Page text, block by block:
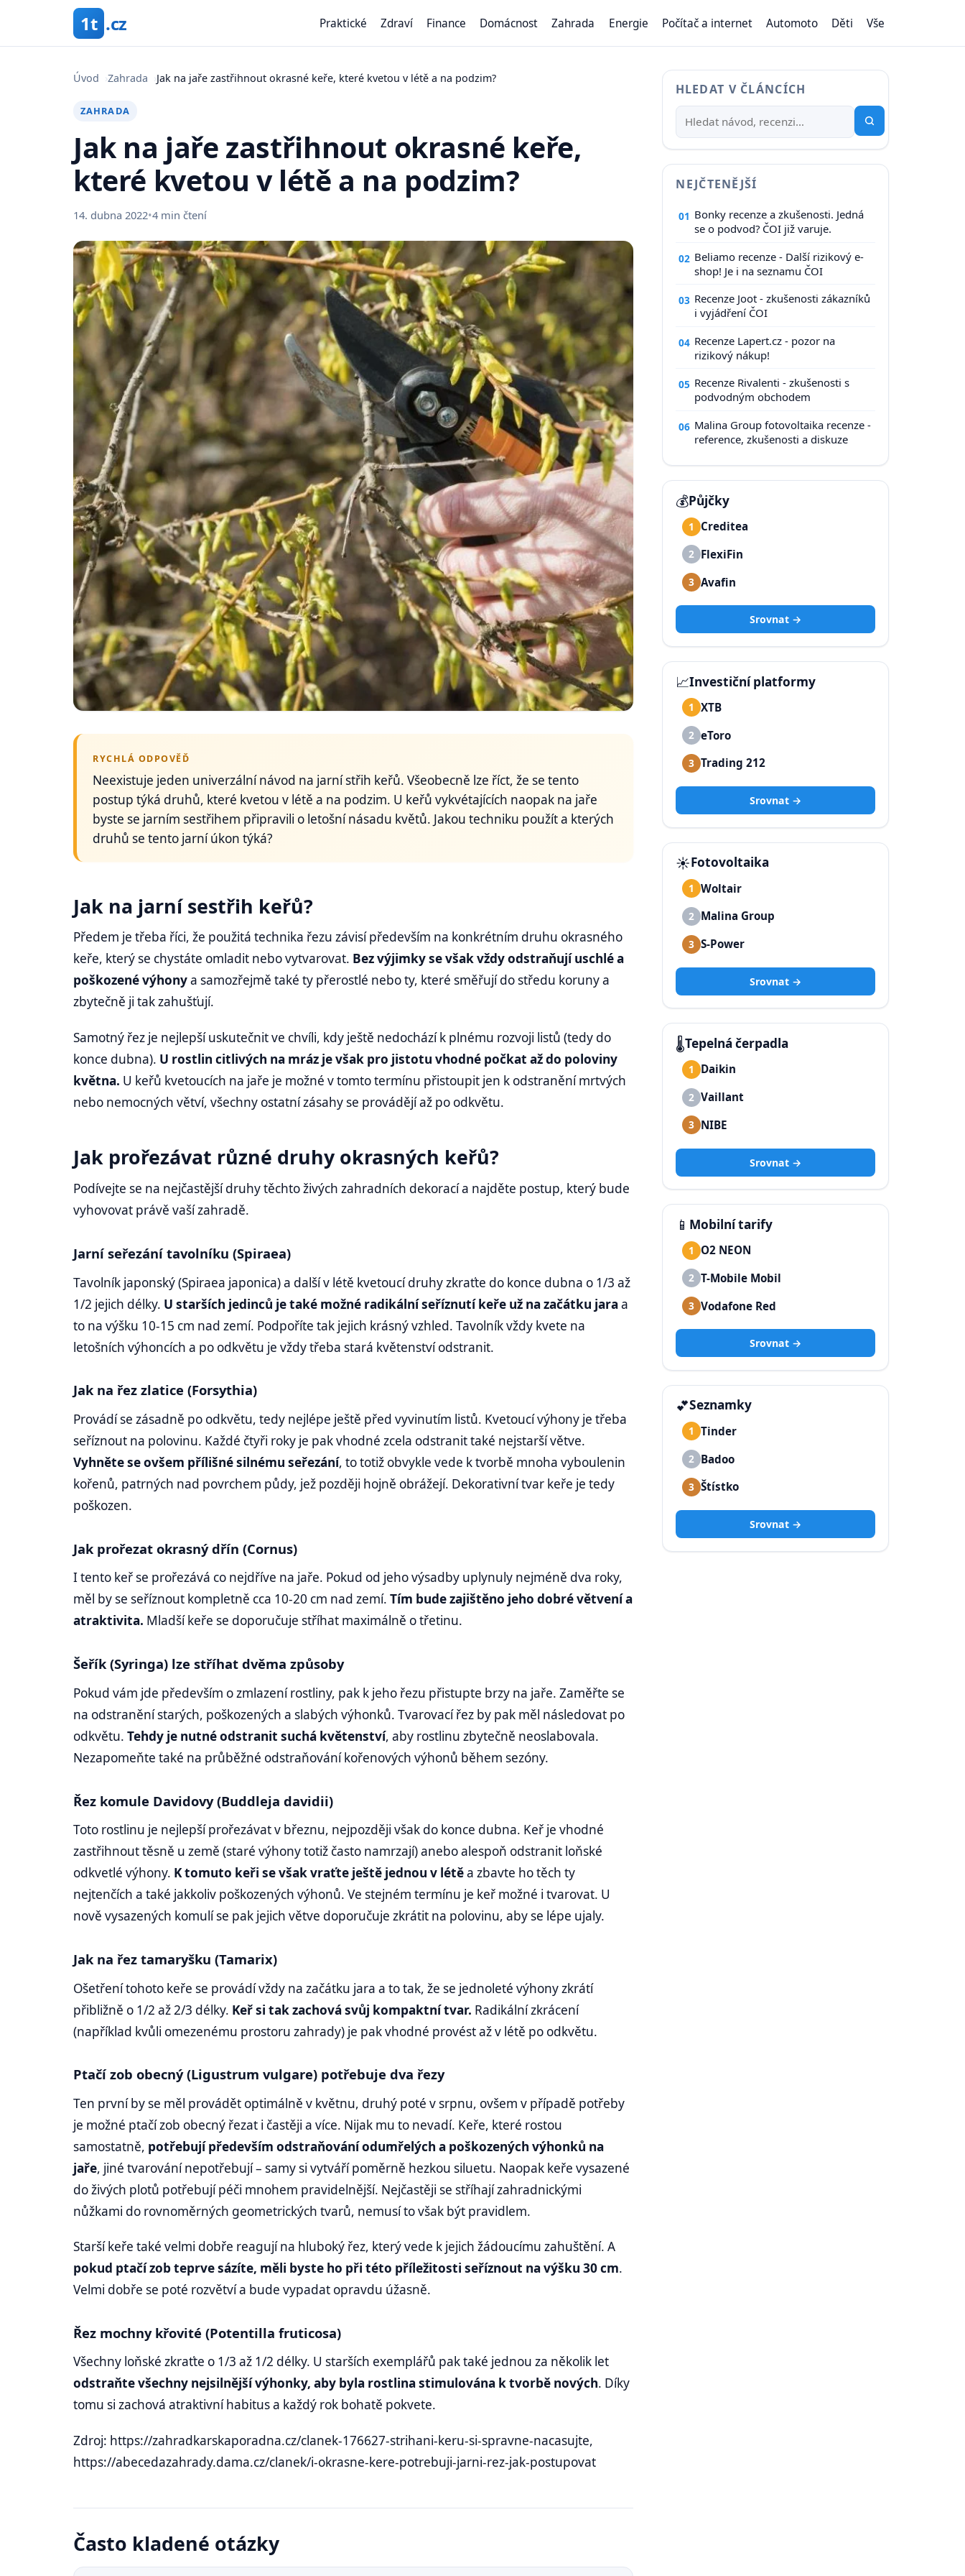
1t .cz Praktické Zdraví Finance Domácnost Zahrada Energie Počítač a internet Automoto Děti Vše
Úvod ›Zahrada ›Jak na jaře zastřihnout okrasné keře, které kvetou v létě a na podzim?
ZAHRADA
Jak na jaře zastřihnout okrasné keře,
které kvetou v létě a na podzim?
14. dubna 2022•4 min čtení
RYCHLÁ ODPOVĚĎ
Neexistuje jeden univerzální návod na jarní střih keřů. Všeobecně lze říct, že se tento
postup týká druhů, které kvetou v létě a na podzim. U keřů vykvétajících naopak na jaře
byste se jarním sestřihem připravili o letošní násadu květů. Jakou techniku použít a kterých
druhů se tento jarní úkon týká?
Jak na jarní sestřih keřů?
Předem je třeba říci, že použitá technika řezu závisí především na konkrétním druhu okrasného
keře, který se chystáte omladit nebo vytvarovat. Bez výjimky se však vždy odstraňují uschlé a
poškozené výhonya samozřejmě také ty přerostlé nebo ty, které směřují do středu koruny a
zbytečně ji tak zahušťují.
Samotný řez je nejlepší uskutečnit ve chvíli, kdy ještě nedochází k plnému rozvoji listů (tedy do
konce dubna). U rostlin citlivých na mráz je však pro jistotu vhodné počkat až do poloviny
května. U keřů kvetoucích na jaře je možné v tomto termínu přistoupit jen k odstranění mrtvých
nebo nemocných větví, všechny ostatní zásahy se provádějí až po odkvětu.
Jak prořezávat různé druhy okrasných keřů?
Podívejte se na nejčastější druhy těchto živých zahradních dekorací a najděte postup, který bude
vyhovovat právě vaší zahradě.
Jarní seřezání tavolníku (Spiraea)
Tavolník japonský (Spiraea japonica) a další v létě kvetoucí druhy zkraťte do konce dubna o 1/3 až
1/2 jejich délky. U starších jedinců je také možné radikální seříznutí keře už na začátku jaraa
to na výšku 10-15 cm nad zemí. Podpoříte tak jejich krásný vzhled. Tavolník vždy kvete na
letošních výhoncích a po odkvětu je vždy třeba stará květenství odstranit.
Jak na řez zlatice (Forsythia)
Provádí se zásadně po odkvětu, tedy nejlépe ještě před vyvinutím listů. Kvetoucí výhony je třeba
seříznout na polovinu. Každé čtyři roky je pak vhodné zcela odstranit také nejstarší větve.
Vyhněte se ovšem přílišné silnému seřezání, to totiž obvykle vede k tvorbě mnoha vyboulenin
kořenů, patrných nad povrchem půdy, jež později hojně obrážejí. Dekorativní tvar keře je tedy
poškozen.
Jak prořezat okrasný dřín (Cornus)
I tento keř se prořezává co nejdříve na jaře. Pokud od jeho výsadby uplynuly nejméně dva roky,
měl by se seříznout kompletně cca 10-20 cm nad zemí. Tím bude zajištěno jeho dobré větvení a
atraktivita. Mladší keře se doporučuje stříhat maximálně o třetinu.
Šeřík (Syringa) lze stříhat dvěma způsoby
Pokud vám jde především o zmlazení rostliny, pak k jeho řezu přistupte brzy na jaře. Zaměřte se
na odstranění starých, poškozených a slabých výhonků. Tvarovací řez by pak měl následovat po
odkvětu. Tehdy je nutné odstranit suchá květenství, aby rostlinu zbytečně neoslabovala.
Nezapomeňte také na průběžné odstraňování kořenových výhonů během sezóny.
Řez komule Davidovy (Buddleja davidii)
Toto rostlinu je nejlepší prořezávat v březnu, nejpozději však do konce dubna. Keř je vhodné
zastřihnout těsně u země (staré výhony totiž často namrzají) anebo alespoň odstranit loňské
odkvetlé výhony. K tomuto keři se však vraťte ještě jednou v létěa zbavte ho těch ty
nejtenčích a také jakkoliv poškozených výhonů. Ve stejném termínu je keř možné i tvarovat. U
nově vysazených komulí se pak jejich větve doporučuje zkrátit na polovinu, aby se lépe ujaly.
Jak na řez tamaryšku (Tamarix)
Ošetření tohoto keře se provádí vždy na začátku jara a to tak, že se jednoleté výhony zkrátí
přibližně o 1/2 až 2/3 délky. Keř si tak zachová svůj kompaktní tvar. Radikální zkrácení
(například kvůli omezenému prostoru zahrady) je pak vhodné provést až v létě po odkvětu.
Ptačí zob obecný (Ligustrum vulgare) potřebuje dva řezy
Ten první by se měl provádět optimálně v květnu, druhý poté v srpnu, ovšem v případě potřeby
je možné ptačí zob obecný řezat i častěji a více. Nijak mu to nevadí. Keře, které rostou
samostatně, potřebují především odstraňování odumřelých a poškozených výhonků na
jaře, jiné tvarování nepotřebují – samy si vytváří poměrně hezkou siluetu. Naopak keře vysazené
do živých plotů potřebují péči mnohem pravidelnější. Nejčastěji se stříhají zahradnickými
nůžkami do rovnoměrných geometrických tvarů, nemusí to však být pravidlem.
Starší keře také velmi dobře reagují na hluboký řez, který vede k jejich žádoucímu zahuštění. A
pokud ptačí zob teprve sázíte, měli byste ho při této příležitosti seříznout na výšku 30 cm.
Velmi dobře se poté rozvětví a bude vypadat opravdu úžasně.
Řez mochny křovité (Potentilla fruticosa)
Všechny loňské zkraťte o 1/3 až 1/2 délky. U starších exemplářů pak také jednou za několik let
odstraňte všechny nejsilnější výhonky, aby byla rostlina stimulována k tvorbě nových. Díky
tomu si zachová atraktivní habitus a každý rok bohatě pokvete.
Zdroj: https://zahradkarskaporadna.cz/clanek-176627-strihani-keru-si-spravne-nacasujte,
https://abecedazahrady.dama.cz/clanek/i-okrasne-kere-potrebuji-jarni-rez-jak-postupovat
Často kladené otázky
HLEDAT V ČLÁNCÍCH
NEJČTENĚJŠÍ
01 Bonky recenze a zkušenosti. Jedná
se o podvod? ČOI již varuje.
02 Beliamo recenze - Další rizikový e-
shop! Je i na seznamu ČOI
03 Recenze Joot - zkušenosti zákazníků
i vyjádření ČOI
04 Recenze Lapert.cz - pozor na
rizikový nákup!
05 Recenze Rivalenti - zkušenosti s
podvodným obchodem
06 Malina Group fotovoltaika recenze -
reference, zkušenosti a diskuze
💰Půjčky
1 Creditea
2 FlexiFin
3 Avafin
Srovnat →
📈Investiční platformy
1 XTB
2 eToro
3 Trading 212
Srovnat →
☀️Fotovoltaika
1 Woltair
2 Malina Group
3 S-Power
Srovnat →
🌡️Tepelná čerpadla
1 Daikin
2 Vaillant
3 NIBE
Srovnat →
📱 Mobilní tarify
1 O2 NEON
2 T-Mobile Mobil
3 Vodafone Red
Srovnat →
💕Seznamky
1 Tinder
2 Badoo
3 Štístko
Srovnat →